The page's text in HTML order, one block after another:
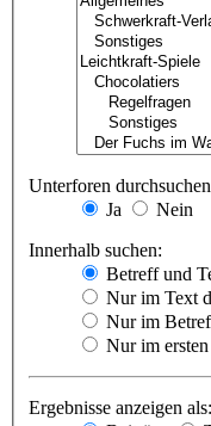
Unterforen
Ja
Nein
Innerhalb suchen:
Betreff und
Nur im Text
Nur im
Nur im
Ergebnisse anzeigen als: